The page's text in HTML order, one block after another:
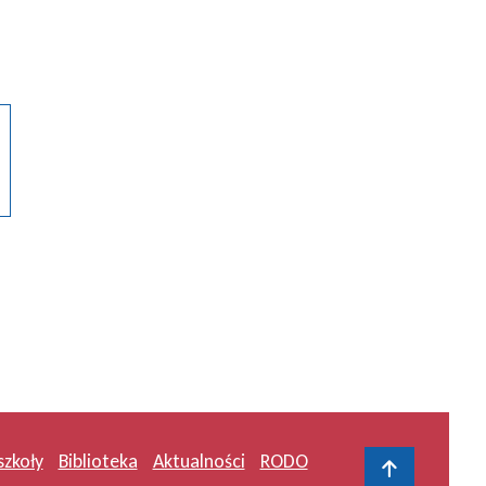
Biblioteka Aktualności RODO Do